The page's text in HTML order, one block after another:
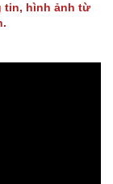
tin, hình ảnh từ